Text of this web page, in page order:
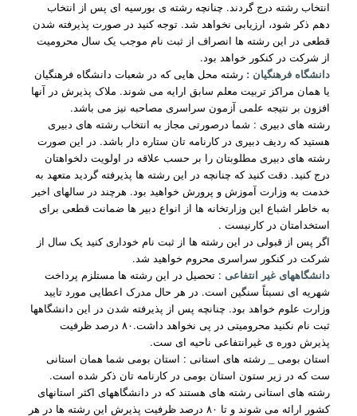
انتخاب رشته درج گردند. چنانچه رشته ی بورسیه ای پس از انتخاب
دهم ذکر شود، ارزیابی نخواهد شد. توجه کنید در صورت پذیرفته شدن
قطعی در این رشته ها انصراف از ثبت نام موجب یک سال محرومیت
از شرکت در کنکور خواهد بود.
دانشگاه فرهنگیان : رشته محل هایی که در شعبات دانشگاه فرهنگیان
یا همان مراکز تربیت معلم سابق ارایه می شوند. ملاک پذیرش در آنها
افزون بر نتیجه علمی آزمون سراسری مصاحبه نیز می باشد.
رشته های دبیری : شما درصورتی مجاز به انتخاب رشته های دبیری
هستید که ردیف دبیری در کارنامه تان ستاره دار باشد. در این صورت
رشته های دبیری مطلوبتان را بر حسب علاقه در اولویت دلخواهتان
درج کنید. دقت کنید که چنانچه در این رشته ها پذیرفته گردید متعهد به
خدمت به وزارت آموزش و پرورش خواهید بود. هرچند در سالهای اخیر
به خاطر اشباع این وزارتخانه ها از انواع دبیر ها ضمانت قطعی برای
استخدامتان در کارنیست .
اگر پس از قبولی در این رشته ها از ثبت نام خوداری کنید یک سال از
شرکت در کنکور سراسری محروم خواهید شد.
دانشگاههای غیر انتفاعی : تحصیل در این رشته ها مستلزم پرداخت
شهریه ای نسبتاً سنگین است. در هر حال مدرک اعطایی مورد تایید
وزارت علوم خواهد بود. چنانچه پس از پذیرفته شدن در این دانشگاهها
ثبت نام نکنید محرومیتی در پی نخواهد داشت.۸۰ درصد ظرفیت
پذیرش دوره ی غیرانتفاعی ناحیه ای ست.
استان بومی _ رشته های استانی : استان بومی شما همان استانی
ست که در زیر ستون استان بومی در کارنامه تان ذکر شده است.
رشته های استانی رشته های هستند که در دانشگاههای اکثر استانهای
کشور ارائه می شوند و تا ۸۰ درصد ظرفیت پذیرش این رشته ها در هر